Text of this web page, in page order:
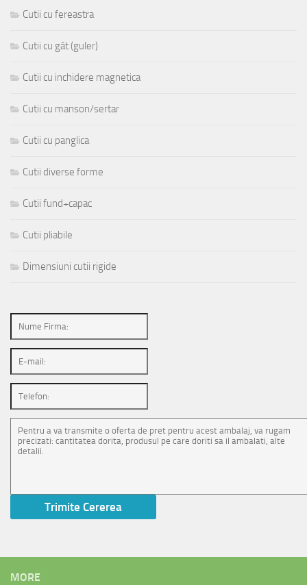
Cutii cu fereastra
Cutii cu gât (guler)
Cutii cu inchidere magnetica
Cutii cu manson/sertar
Cutii cu panglica
Cutii diverse forme
Cutii fund+capac
Cutii pliabile
Dimensiuni cutii rigide
MORE